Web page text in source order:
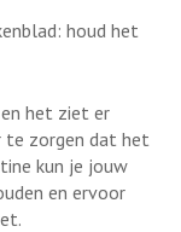
houd het
het ziet er
te zorgen dat het
kun je jouw
en ervoor